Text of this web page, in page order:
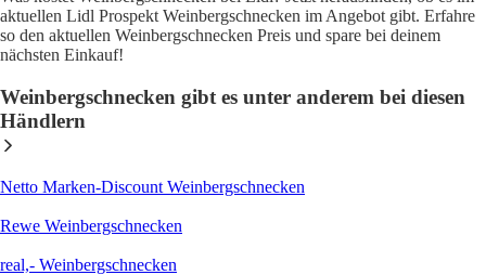
aktuellen Lidl Prospekt Weinbergschnecken im Angebot gibt. Erfahre
so den aktuellen Weinbergschnecken Preis und spare bei deinem
nächsten Einkauf!
Weinbergschnecken gibt es unter anderem bei diesen
Händlern
Netto Marken-Discount Weinbergschnecken
Rewe Weinbergschnecken
real,- Weinbergschnecken